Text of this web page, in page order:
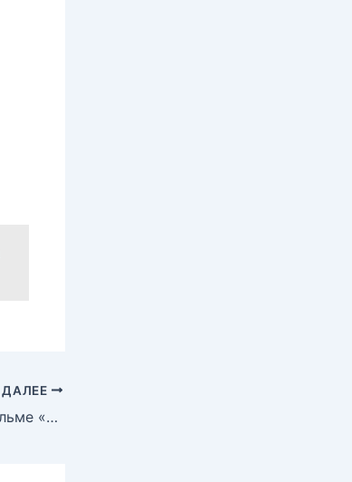
ДАЛЕЕ
Голая Рена Риффел в фильме «Порнограф», 1999